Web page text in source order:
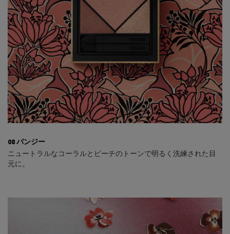
08 パンジー
ニュートラルなコーラルとピーチのトーンで明るく洗練された目
元に。